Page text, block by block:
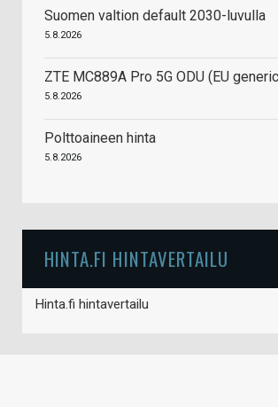
Suomen valtion default 2030-luvulla
5.8.2026
ZTE MC889A Pro 5G ODU (EU
5.8.2026
Polttoaineen hinta
5.8.2026
HINTA.FI HINTAVERTAILU
Hinta.fi hintavertailu